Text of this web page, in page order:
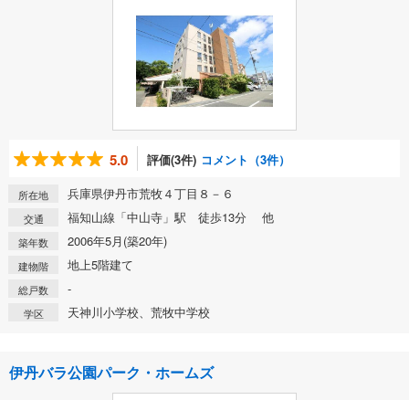
5.0 評価(3件) コメント（3件）
所在地 兵庫県伊丹市荒牧４丁目８－６
交通 福知山線「中山寺」駅 徒歩13分 他
築年数 2006年5月(築20年)
建物階 地上5階建て
総戸数 -
学区 天神川小学校、荒牧中学校
伊丹バラ公園パーク・ホームズ